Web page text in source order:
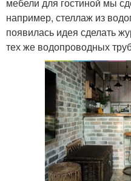
мебели для гостиной мы
например, стеллаж из
появилась идея сделать
тех же водопроводных